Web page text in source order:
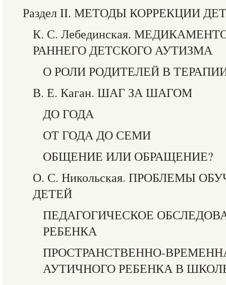
Раздел II. МЕТОДЫ КОРРЕКЦИИ
К. С. Лебединская.
РАННЕГО ДЕТСКОГО АУТИЗМА
О РОЛИ РОДИТЕЛЕЙ В
В. Е. Каган. ШАГ ЗА ШАГОМ
ДО ГОДА
ОТ ГОДА ДО СЕМИ
ОБЩЕНИЕ ИЛИ ОБРАЩЕНИЕ?
О. С. Никольская. ПРОБЛЕМЫ
ДЕТЕЙ
ПЕДАГОГИЧЕСКОЕ
РЕБЕНКА
ПРОСТРАНСТВЕННО-
АУТИЧНОГО РЕБЕНКА В